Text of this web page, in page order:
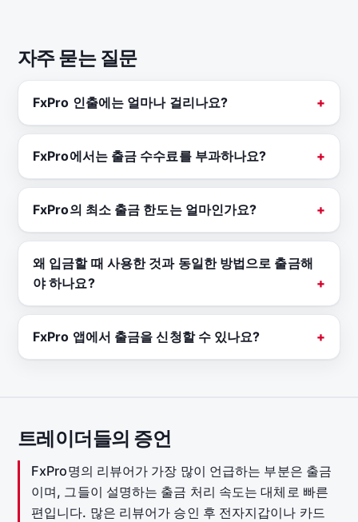
자주 묻는 질문
FxPro 인출에는 얼마나 걸리나요?
FxPro에서는 출금 수수료를 부과하나요?
FxPro의 최소 출금 한도는 얼마인가요?
왜 입금할 때 사용한 것과 동일한 방법으로 출금해
야 하나요?
FxPro 앱에서 출금을 신청할 수 있나요?
트레이더들의 증언
FxPro명의 리뷰어가 가장 많이 언급하는 부분은 출금
이며, 그들이 설명하는 출금 처리 속도는 대체로 빠른
편입니다. 많은 리뷰어가 승인 후 전자지갑이나 카드